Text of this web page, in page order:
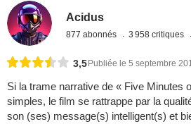
Acidus
877 abonnés 3 958 critiques
3,5 Publiée le 5 septembre
Si la trame narrative de « Five Minutes
simples, le film se rattrappe par la
son (ses) message(s) intelligent(s) et